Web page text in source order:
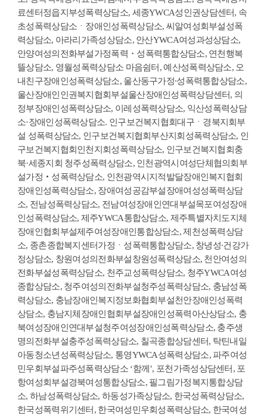
료센터정읍지부성폭력상담소, 세종YWCA성인권상담센터, 속
초성폭력상담소ㆍ장애인성폭력상담소, 씨알여성회부설성폭
력상담소, 아라리가족성상담소, 안산YWCA여성과성상담소,
안양여성의전화부설가정폭력・성폭력통합상담소, 연천행복
뜰상담소, 영월성폭력상담소 마음쉼터, 예산성폭력상담소, 오
내친구장애인성폭력상담소, 울산동구가정∙성폭력통합상담소,
울산장애인인권복지협회부설울산장애인성폭력상담센터, 의
정부장애인성폭력상담소, 이레성폭력상담소, 익산성폭력상담
소·장애인성폭력상담소. 인구보건복지협회대구ㆍ경북지회부
설 성폭력상담소, 인구보건복지협회부산지회성폭력상담소, 인
구보건복지협회인천지회성폭력상담소, 인구보건복지협회충
북·세종지회 청주성폭력상담소, 인천광역시여성단체협의회부
설가정‧성폭력상담소, 인천광역시지적발달장애인복지협회
장애인성폭력상담소, 장애여성공감부설장애여성성폭력상담
소, 전남성폭력상담소, 전남여성장애인연대부설목포여성장애
인성폭력상담소, 제주YWCA통합상담소, 제주특별자치도지체
장애인협회부설제주여성장애인통합상담소, 제천성폭력상담
소, 종촌종합복지센터가정ㆍ성폭력통합상담소, 창녕성∙건강가
정상담소, 창원여성의전화부설창원성폭력상담소, 천안여성의
전화부설성폭력상담소, 천주교성폭력상담소, 청주YWCA여성
종합상담소, 청주여성의전화부설청주성폭력상담소, 충남성폭
력상담소, 충남장애인복지정보화협회부설천안장애인성폭력
상담소, 충남지체장애인협회부설장애인성폭력아산상담소, 충
북여성장애인연대부설청주여성장애인성폭력상담소, 충주생
명의전화부설충주성폭력상담소, 칠곡종합상담센터, 탁틴내일
아동청소년성폭력상담소, 통영YWCA성폭력상담소, 파주여성
민우회부설파주성폭력상담소 ‘함께’, 포천가족성상담센터, 포
항여성회부설경북여성통합상담소, 필그림가정복지통합상담
소, 하남성폭력상담소, 하동성가족상담소, 한국성폭력상담소,
한국성폭력위기센터, 한국여성민우회성폭력상담소, 한국여성